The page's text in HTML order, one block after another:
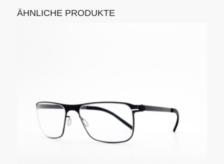
ÄHNLICHE PRODUKTE